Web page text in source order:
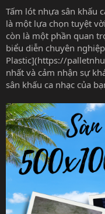
Tấm lót nhựa sân khấu
là một lựa chọn tuyệt
còn là một phần quan
biểu diễn chuyên
Plastic](https://
nhất và cảm nhận sự
sân khấu ca nhạc của